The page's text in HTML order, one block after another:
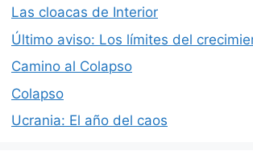
Las cloacas de Interior
Último aviso: Los límites del
Camino al Colapso
Colapso
Ucrania: El año del caos